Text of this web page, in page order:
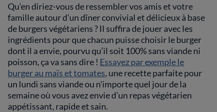
Qu’en diriez-vous de ressembler vos amis et votre
famille autour d’un dîner convivial et délicieux à base
de burgers végétariens ? Il suffira de jouer avec les
ingrédients pour que chacun puisse choisir le burger
dont il a envie, pourvu qu’il soit 100% sans viande ni
poisson, ça va sans dire ! Essayez par exemple le
burger au maïs et tomates, une recette parfaite pour
un lundi sans viande ou n'importe quel jour de la
semaine où vous avez envie d'un repas végétarien
appétissant, rapide et sain.